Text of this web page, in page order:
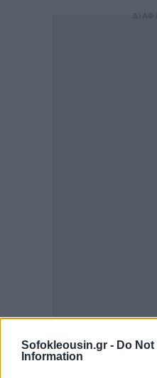
Sofokleousin.gr - Do
Information